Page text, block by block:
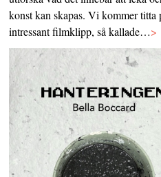
konst kan skapas. Vi kommer titta
intressant filmklipp, så kallade…>